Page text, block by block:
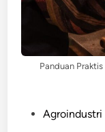
Panduan
PostedAgroindustri